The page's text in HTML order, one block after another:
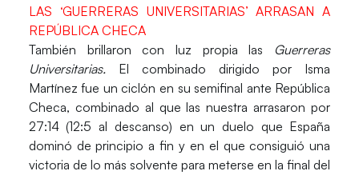
LAS ‘GUERRERAS UNIVERSITARIAS’ ARRASAN A
REPÚBLICA CHECA
También brillaron con luz propia las Guerreras
Universitarias. El combinado dirigido por Isma
Martínez fue un ciclón en su semifinal ante República
Checa, combinado al que las nuestra arrasaron por
27:14 (12:5 al descanso) en un duelo que España
dominó de principio a fin y en el que consiguió una
victoria de lo más solvente para meterse en la final del